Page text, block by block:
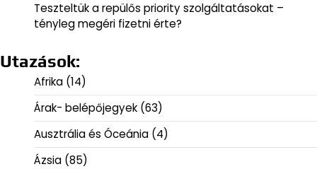
Teszteltük a repülős priority szolgáltatásokat –
tényleg megéri fizetni érte?
Utazások:
Afrika (14)
Árak- belépőjegyek (63)
Ausztrália és Óceánia (4)
Ázsia (85)